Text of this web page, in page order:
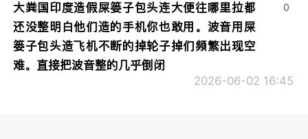
大粪国印度造假屎篓子包头连大便往哪里拉都
还没整明白他们造的手机你也敢用。波音用屎
篓子包头造飞机不断的掉轮子掉们频繁出现空
难。直接把波音整的几乎倒闭
2026-06-02 16:45
0